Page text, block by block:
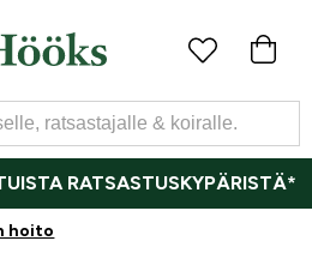
RATSASTUSKYPÄRISTÄ*
hoito